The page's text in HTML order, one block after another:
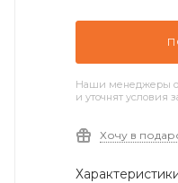
Наши менеджеры
и уточнят условия
Хочу в